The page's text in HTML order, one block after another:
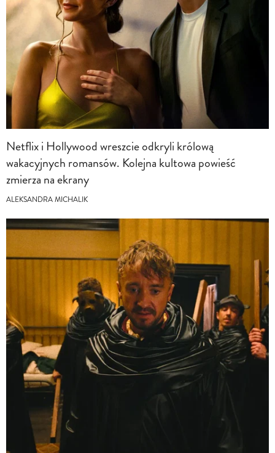
Netflix i Hollywood wreszcie odkryli królową
wakacyjnych romansów. Kolejna kultowa powieść
zmierza na ekrany
ALEKSANDRA MICHALIK